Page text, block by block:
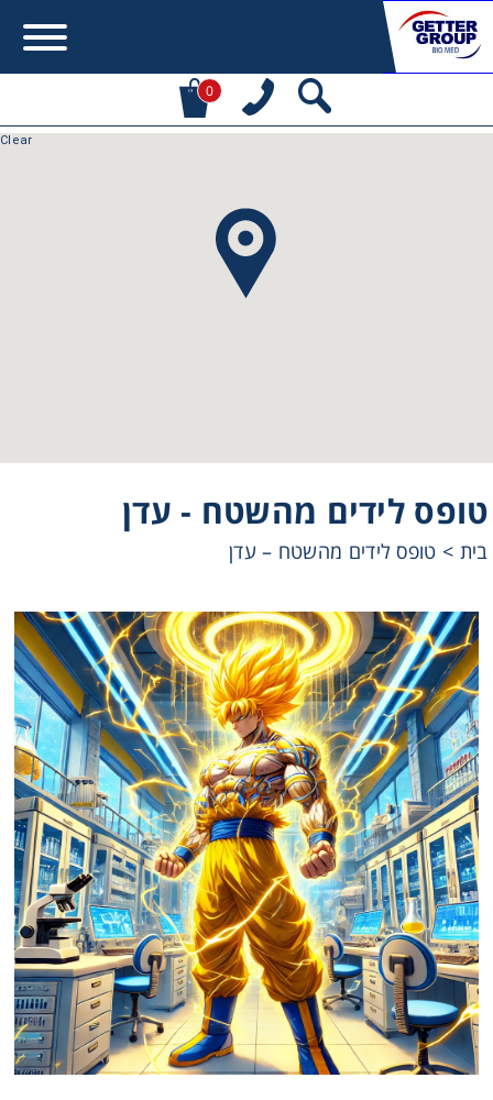
0
טופס לידים מהשטח - עדן
בית > טופס לידים מהשטח – עדן
מעונין לקבל הצעת מחיר או מידע עבור:
Cooling
Heating
Microscopy
Pumps
Sample Preparation
Shaking & Stirring
Storage
Thermometry
Washing
Chromatography